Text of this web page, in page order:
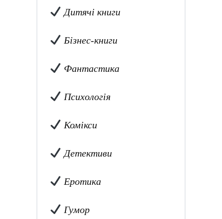
Дитячі книги
Бізнес-книги
Фантастика
Психологія
Комікси
Детективи
Еротика
Гумор